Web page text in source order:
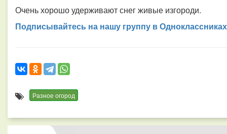
Очень хорошо удерживают снег живые изгороди.
Подписывайтесь на нашу группу в Одноклассниках
Разное огород